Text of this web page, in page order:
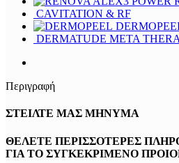
CAVITATION & RF
DERMATUDE META
Περιγραφή
ΣΤΕΙΛΤΕ ΜΑΣ ΜΗΝΥΜΑ
ΘΕΛΕΤΕ ΠΕΡΙΣΣΟΤΕΡΕΣ
ΓΙΑ ΤΟ ΣΥΓΚΕΚΡΙΜΕΝΟ